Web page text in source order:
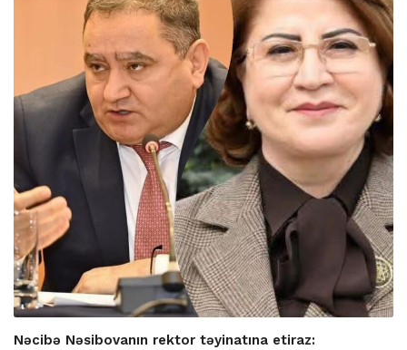
Nəcibə Nəsibovanın rektor təyinatına etiraz: